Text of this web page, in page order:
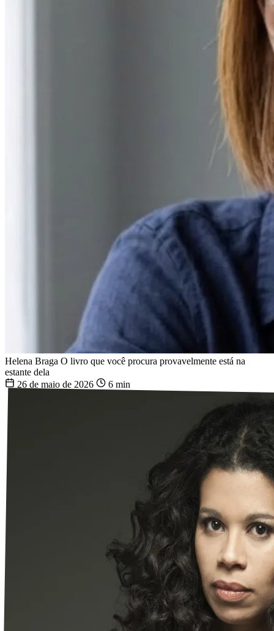
Helena Braga O livro que você procura provavelmente está na
estante dela
26 de maio de 2026
6 min